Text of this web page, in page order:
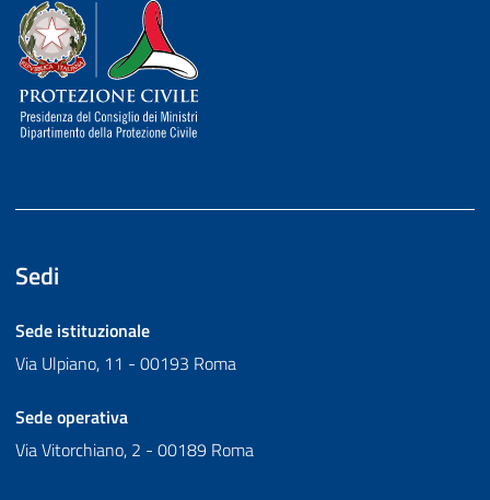
Dipartimento della Protezione Civile
Sedi
Sede istituzionale
Via Ulpiano, 11 - 00193 Roma
Sede operativa
Via Vitorchiano, 2 - 00189 Roma